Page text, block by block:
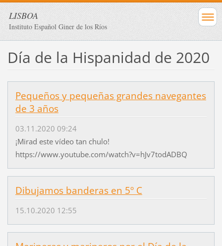
LISBOA
Instituto Español Giner de los Ríos
Día de la Hispanidad de 2020
Pequeños y pequeñas grandes navegantes
de 3 años
03.11.2020 09:24
¡Mirad este vídeo tan chulo!
https://www.youtube.com/watch?v=hJv7todADBQ
Dibujamos banderas en 5º C
15.10.2020 12:55